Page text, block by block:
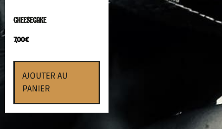
CHEESECAKE
7,00€
AJOUTER AU
PANIER